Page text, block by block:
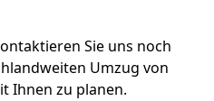
Sie uns noch
Umzug von
Ihnen zu planen.